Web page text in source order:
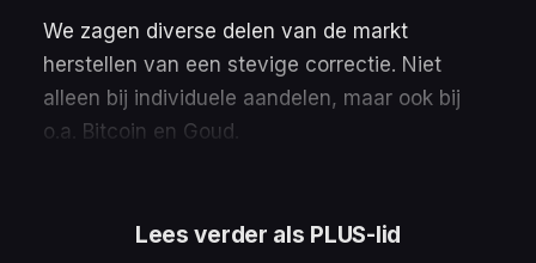
We zagen diverse delen van de markt
herstellen van een stevige correctie. Niet
alleen bij individuele aandelen, maar ook bij
o.a. Bitcoin en Goud.
Lees verder als PLUS-lid